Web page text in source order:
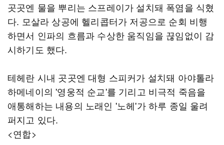
곳곳엔 물을 뿌리는 스프레이가 설치돼 폭염을 식혔
다. 모살라 상공에 헬리콥터가 저공으로 순회 비행
하면서 인파의 흐름과 수상한 움직임을 끊임없이 감
시하기도 했다.
테헤란 시내 곳곳엔 대형 스피커가 설치돼 아야톨라
하메네이의 '영웅적 순교'를 기리고 비극적 죽음을
애통해하는 내용의 노래인 '노헤'가 하루 종일 울려
퍼지고 있다.
<연합>